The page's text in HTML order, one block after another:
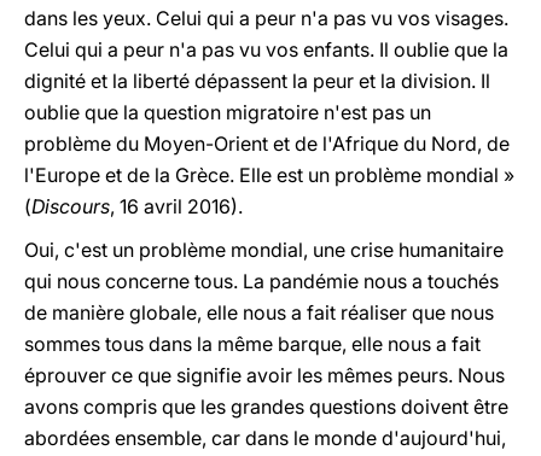
dans les yeux. Celui qui a peur n'a pas vu vos visages.
Celui qui a peur n'a pas vu vos enfants. Il oublie que la
dignité et la liberté dépassent la peur et la division. Il
oublie que la question migratoire n'est pas un
problème du Moyen-Orient et de l'Afrique du Nord, de
l'Europe et de la Grèce. Elle est un problème mondial »
(Discours, 16 avril 2016).
Oui, c'est un problème mondial, une crise humanitaire
qui nous concerne tous. La pandémie nous a touchés
de manière globale, elle nous a fait réaliser que nous
sommes tous dans la même barque, elle nous a fait
éprouver ce que signifie avoir les mêmes peurs. Nous
avons compris que les grandes questions doivent être
abordées ensemble, car dans le monde d'aujourd'hui,